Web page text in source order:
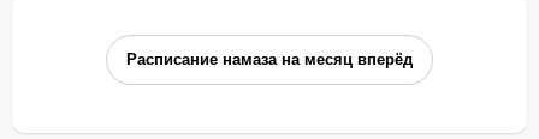
Расписание намаза на месяц вперёд